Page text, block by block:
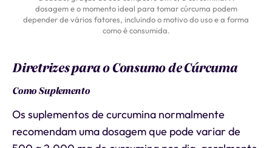
dosagem e o momento ideal para tomar cúrcuma podem
depender de vários fatores, incluindo o motivo do uso e a forma
como é consumida.
Diretrizes para o Consumo de Cúrcuma
Como Suplemento
Os suplementos de curcumina normalmente
recomendam uma dosagem que pode variar de